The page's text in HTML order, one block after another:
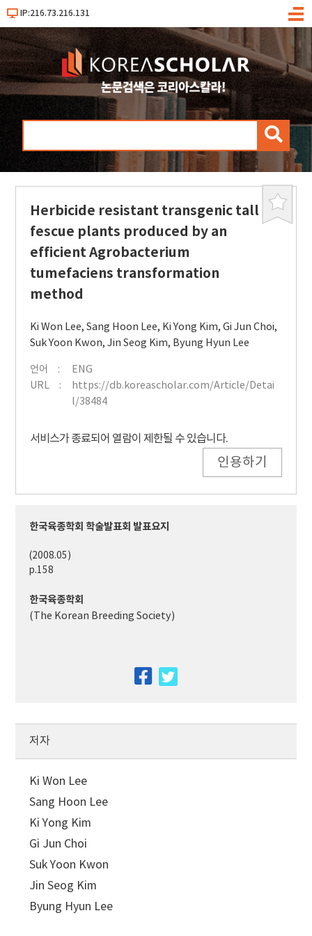
IP:216.73.216.131
메
검
북
Herbicide resistant transgenic tall
fescue plants produced by an
efficient Agrobacterium
tumefaciens transformation
method
Ki Won Lee,Sang Hoon Lee, Ki Yong Kim,Gi Jun Choi,
Suk Yoon Kwon,Jin Seog Kim, Byung Hyun Lee
언어
ENG
URL
https://db.koreascholar.com/Article/Detai
l/38484
서비스가 종료되어 열람이 제한될 수 있습니다.
인용하기
한국육종학회 학술발표회 발표요지
(2008.05)
p.158
한국육종학회
(The Korean Breeding Society)
facebook
저자
Ki Won Lee
Sang Hoon Lee
Ki Yong Kim
Gi Jun Choi
Suk Yoon Kwon
Jin Seog Kim
Byung Hyun Lee